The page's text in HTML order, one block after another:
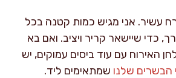
עשיר. אני מגיש כמות קטנה בכל
כדי שיישאר קריר ויציב. ואם בא
האירוח עם עוד ביסים עמוקים, יש
הבשרים שלנו שמתאימים ליד.